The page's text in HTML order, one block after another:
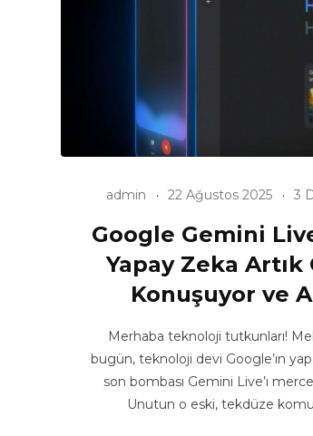
admin 22 Ağustos 2025 3
Google Gemini
Yapay Zeka Artık
Konuşuyor ve
Merhaba teknoloji tutkunları!
bugün, teknoloji devi Google’ın
son bombası Gemini Live’ı
Unutun o eski, tekdüze